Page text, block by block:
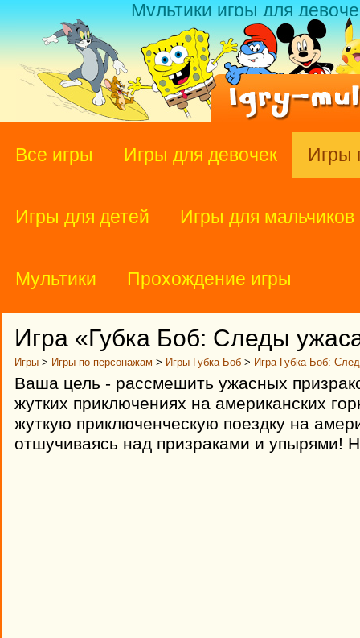
Мультики игры для
Все игры Игры для девочек Игры
Игры для детей Игры для мальчиков
Мультики Прохождение игры
Игра «Губка Боб: Следы
Игры > Игры по персонажам > Игры Губка Боб > Игра Губка Боб:
Ваша цель - рассмешить ужасных
жутких приключениях на американских
жуткую приключенческую поездку на
отшучиваясь над призраками и упырями!